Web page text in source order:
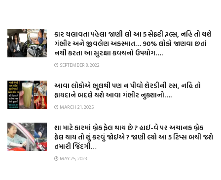
કાર ચલાવતા પહેલા જાણી લો આ 5 સેફ્ટી રૂલ્સ, નહિ તો થશે
ગંભીર અને જીવલેણ અકસ્માત… 90% લોકો જાણવા છતાં
નથી કરતા આ સુરક્ષા કવચનો ઉપયોગ….
SEPTEMBER 8, 2022
આવા લોકોએ ભૂલથી પણ ન પીવો શેરડીની રસ, નહિ તો
ફાયદાને બદલે થશે આવા ગંભીર નુકશાનો….
MARCH 21, 2025
શા માટે કારમાં બ્રેક ફેલ થાય છે ? હાઈ-વે પર અચાનક બ્રેક
ફેલ થાય તો શું કરવું જોઈએ ? જાણી લ્યો આ 5 ટિપ્સ બચી જશે
તમારી જિંદગી…
MAY 25, 2023